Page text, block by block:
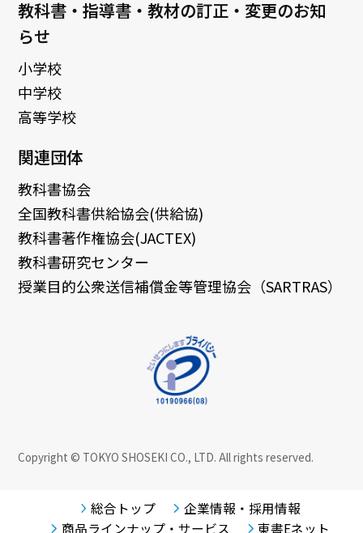
教科書・指導書・教材の訂正・変更のお知
らせ
小学校
中学校
高等学校
関連団体
教科書協会
全国教科書供給協会(供給協)
教科書著作権協会(JACTEX)
教科書研究センター
授業目的公衆送信補償金等管理協会（SARTRAS）
Copyright © TOKYO SHOSEKI CO., LTD. All rights reserved.
総合トップ
企業情報・採用情報
商品ラインナップ・サービス
東書Eネット